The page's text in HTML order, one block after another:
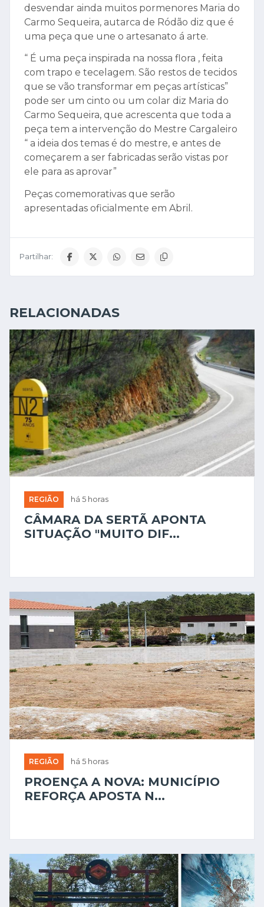
desvendar ainda muitos pormenores Maria do
Carmo Sequeira, autarca de Ródão diz que é
uma peça que une o artesanato á arte.
“ É uma peça inspirada na nossa flora , feita
com trapo e tecelagem. São restos de tecidos
que se vão transformar em peças artísticas”
pode ser um cinto ou um colar diz Maria do
Carmo Sequeira, que acrescenta que toda a
peça tem a intervenção do Mestre Cargaleiro
“ a ideia dos temas é do mestre, e antes de
começarem a ser fabricadas serão vistas por
ele para as aprovar”
Peças comemorativas que serão
apresentadas oficialmente em Abril.
Partilhar:
RELACIONADAS
REGIÃO há 5 horas
CÂMARA DA SERTÃ APONTA
SITUAÇÃO "MUITO DIF...
REGIÃO há 5 horas
PROENÇA A NOVA: MUNICÍPIO
REFORÇA APOSTA N...